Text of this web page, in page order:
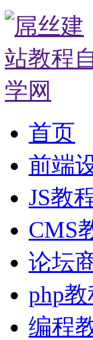
首页
前端
JS教
CMS
论坛
php教
编程